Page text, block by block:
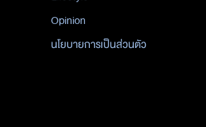
Opinion
นโยบายการเป็นส่วนตัว